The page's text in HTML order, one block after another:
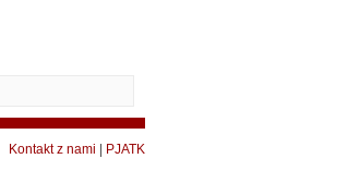
Kontakt z nami PJATK